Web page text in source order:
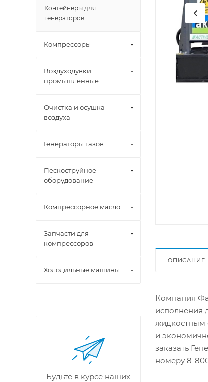
ОПИСАНИЕ
Компания
исполнения
жидкостным
и
заказать
номеру 8-
Контейнеры для
генераторов
Компрессоры
Воздуходувки
промышленные
Очистка и осушка
воздуха
Генераторы газов
Пескоструйное
оборудование
Компрессорное масло
Запчасти для
компрессоров
Холодильные машины
Будьте в курсе наших